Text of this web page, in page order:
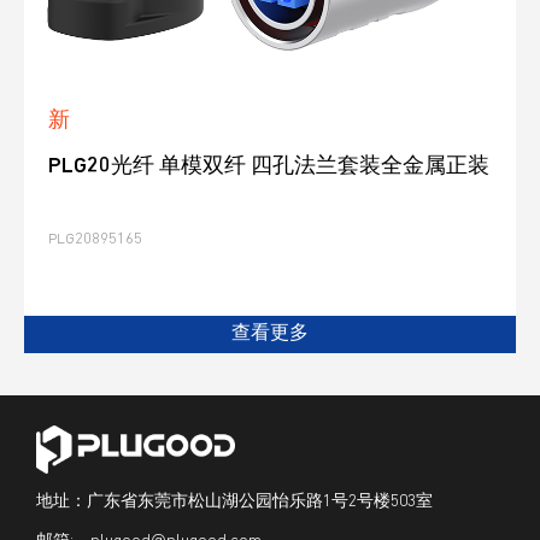
新
PLG20光纤 单模双纤 四孔法兰套装全金属正装
PLG20895165
查看更多
地址：广东省东莞市松山湖公园怡乐路1号2号楼503室